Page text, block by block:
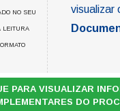
NO SEU
LEITURA
visualizar
PARA VISUALIZAR
DO